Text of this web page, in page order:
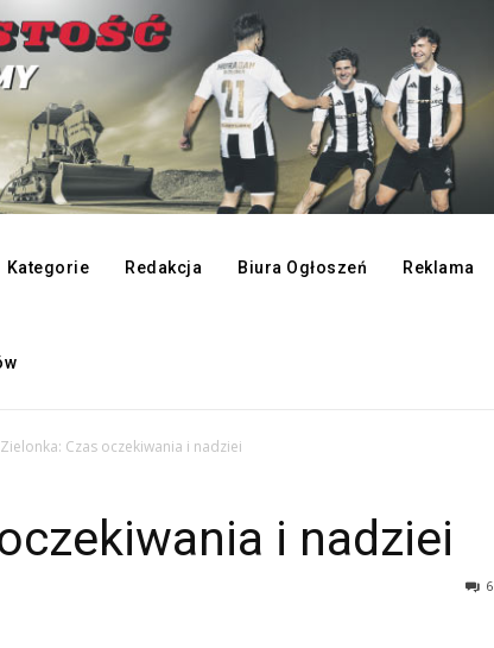
Kategorie Redakcja Biura Ogłoszeń Reklama
Zielonka: Czas oczekiwania i nadziei
i nadziei
6